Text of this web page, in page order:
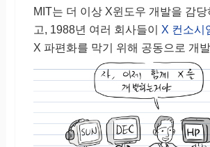
MIT는 더 이상 X윈도우 개발을 감당
고, 1988년 여러 회사들이 X 컨소시
X 파편화를 막기 위해 공동으로 개